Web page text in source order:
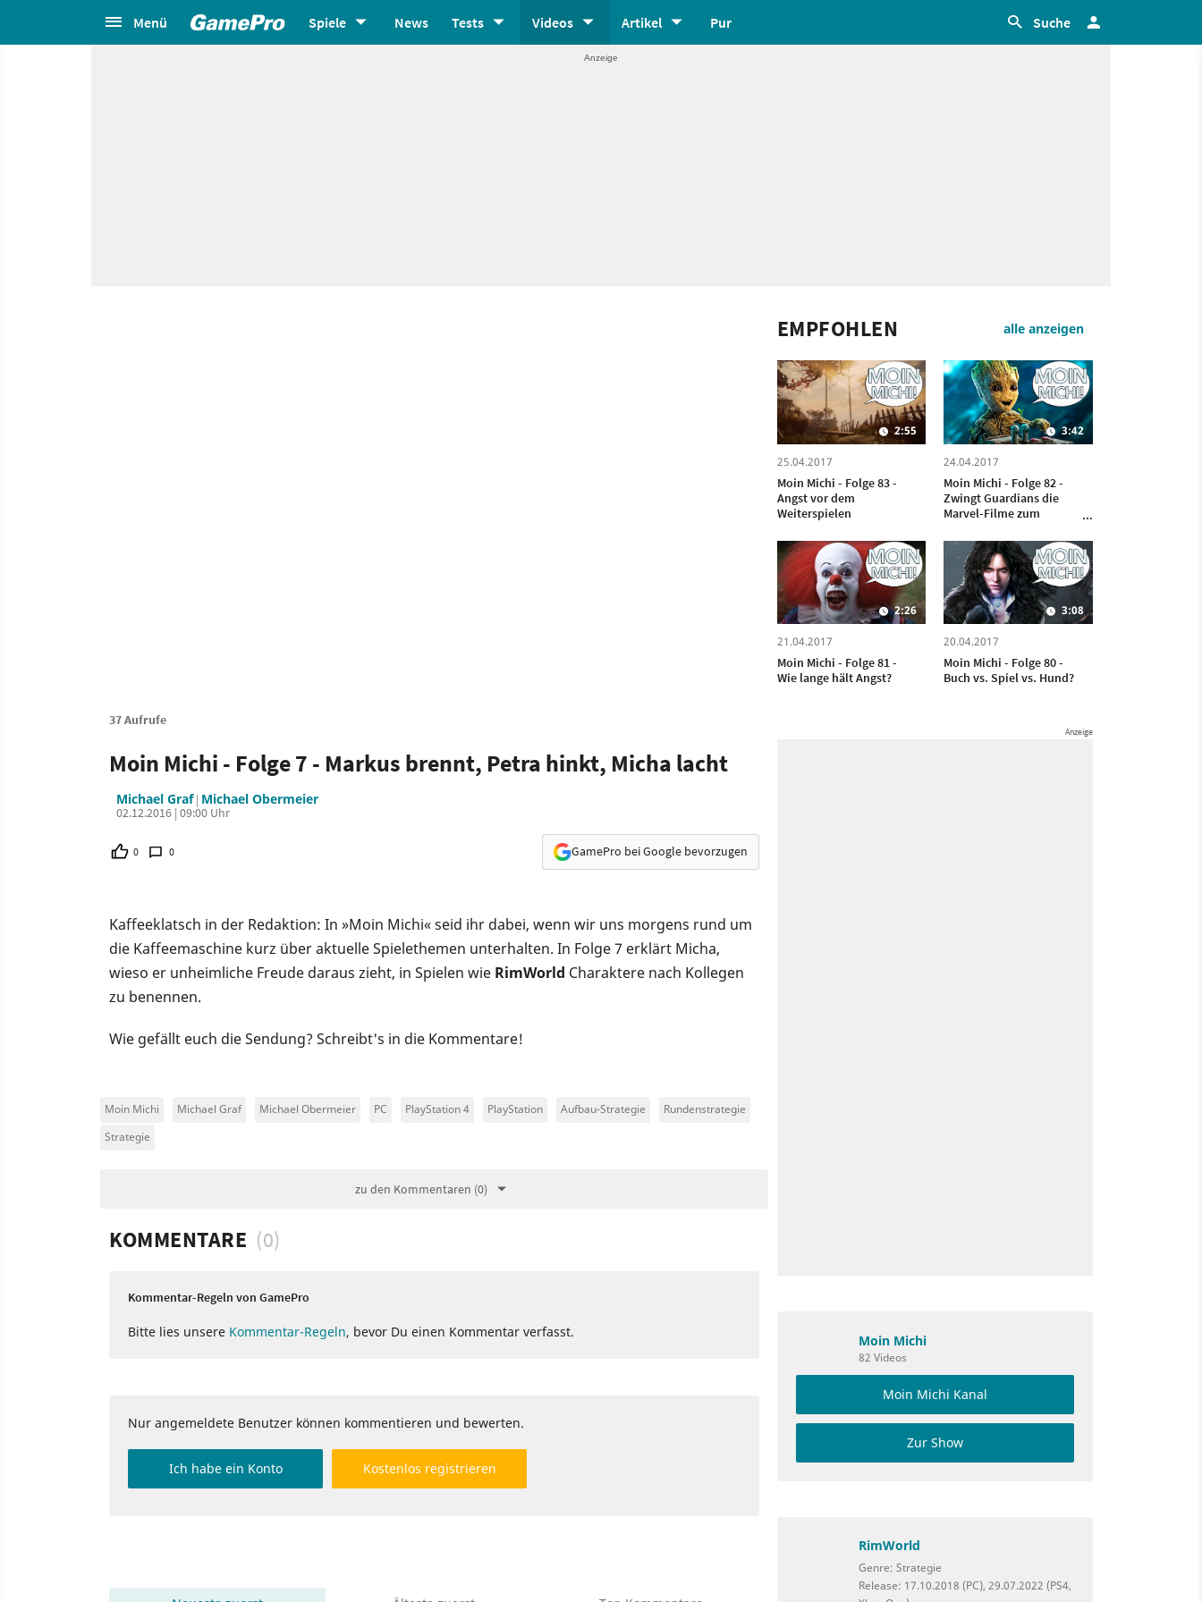
Menü Spiele News Tests Videos Artikel Pur Suche
37 Aufrufe
Moin Michi - Folge 7 - Markus brennt, Petra hinkt, Micha lacht
Michael Graf| Michael Obermeier
02.12.2016 | 09:00 Uhr
0 0 GamePro bei Google bevorzugen
Kaffeeklatsch in der Redaktion: In »Moin Michi« seid ihr dabei, wenn wir uns morgens rund um
die Kaffeemaschine kurz über aktuelle Spielethemen unterhalten. In Folge 7 erklärt Micha,
wieso er unheimliche Freude daraus zieht, in Spielen wie RimWorld Charaktere nach Kollegen
zu benennen.
Wie gefällt euch die Sendung? Schreibt's in die Kommentare!
Moin Michi Michael Graf Michael Obermeier PC PlayStation 4 PlayStation Aufbau-Strategie
Rundenstrategie
Strategie
zu den Kommentaren (0)
KOMMENTARE (0)
Kommentar-Regeln von GamePro
Bitte lies unsere Kommentar-Regeln, bevor Du einen Kommentar verfasst.
Nur angemeldete Benutzer können kommentieren und bewerten.
Ich habe ein Konto Kostenlos registrieren
EMPFOHLEN alle anzeigen
2:55
25.04.2017
Moin Michi - Folge 83 -
Angst vor dem
Weiterspielen
3:42
24.04.2017
Moin Michi - Folge 82 -
Zwingt Guardians die
Marvel-Filme zum
2:26
21.04.2017
Moin Michi - Folge 81 -
Wie lange hält Angst?
3:08
20.04.2017
Moin Michi - Folge 80 -
Buch vs. Spiel vs. Hund?
Moin Michi
82 Videos
Moin Michi Kanal
Zur Show
RimWorld
Genre: Strategie
Release: 17.10.2018 (PC), 29.07.2022 (PS4,